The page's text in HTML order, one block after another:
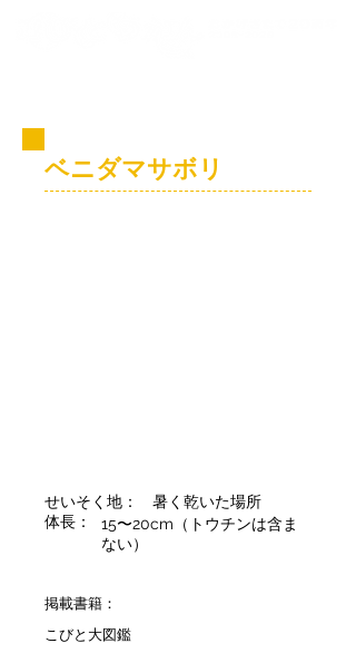
ベニダマサボリ
せいそく地：
暑く乾いた場所
体長：
15〜20cm（トウチンは含ま
ない）
掲載書籍：
こびと大図鑑